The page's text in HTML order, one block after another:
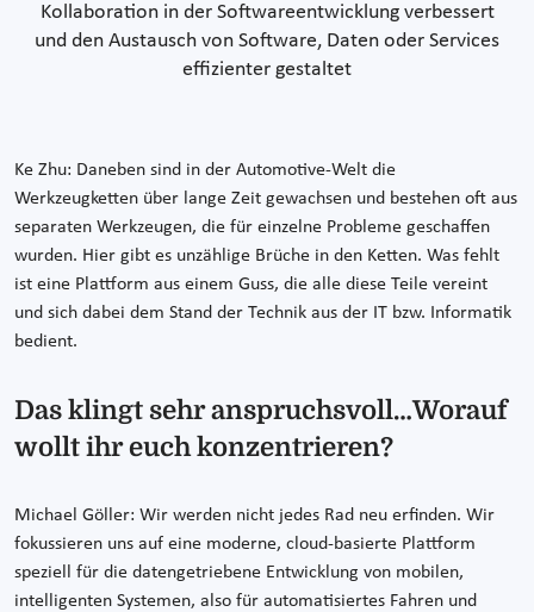
Kollaboration in der Softwareentwicklung verbessert
und den Austausch von Software, Daten oder Services
effizienter gestaltet
Ke Zhu: Daneben sind in der Automotive-Welt die
Werkzeugketten über lange Zeit gewachsen und bestehen oft aus
separaten Werkzeugen, die für einzelne Probleme geschaffen
wurden. Hier gibt es unzählige Brüche in den Ketten. Was fehlt
ist eine Plattform aus einem Guss, die alle diese Teile vereint
und sich dabei dem Stand der Technik aus der IT bzw. Informatik
bedient.
Das klingt sehr anspruchsvoll…Worauf
wollt ihr euch konzentrieren?
Michael Göller: Wir werden nicht jedes Rad neu erfinden. Wir
fokussieren uns auf eine moderne, cloud-basierte Plattform
speziell für die datengetriebene Entwicklung von mobilen,
intelligenten Systemen, also für automatisiertes Fahren und